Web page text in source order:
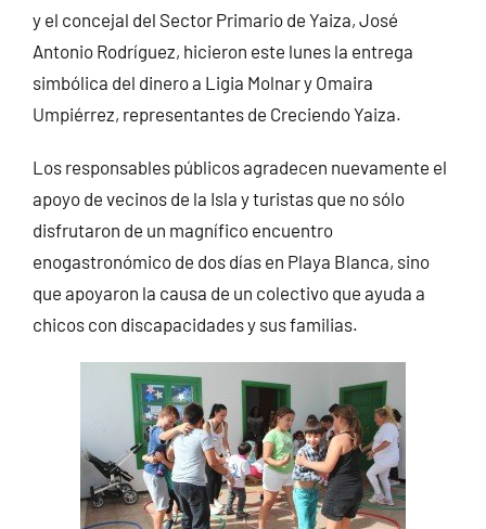
y el concejal del Sector Primario de Yaiza, José
Antonio Rodríguez, hicieron este lunes la entrega
simbólica del dinero a Ligia Molnar y Omaira
Umpiérrez, representantes de Creciendo Yaiza.
Los responsables públicos agradecen nuevamente el
apoyo de vecinos de la Isla y turistas que no sólo
disfrutaron de un magnífico encuentro
enogastronómico de dos días en Playa Blanca, sino
que apoyaron la causa de un colectivo que ayuda a
chicos con discapacidades y sus familias.